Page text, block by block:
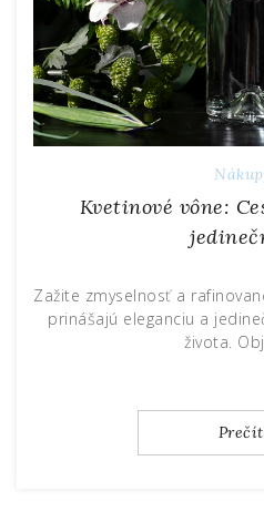
Kvetinové vône:
Zažite zmyselnosť a
prinášajú eleganciu a
života.